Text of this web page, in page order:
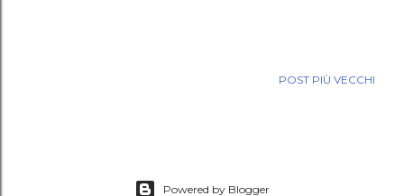
POST PIÙ VECCHI
Powered by Blogger